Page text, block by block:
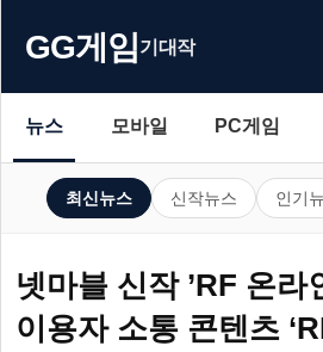
GG게임기대작
뉴스 모바일 PC게임
최신뉴스 신작뉴스 인기
넷마블 신작 ’RF 온라
이용자 소통 콘텐츠